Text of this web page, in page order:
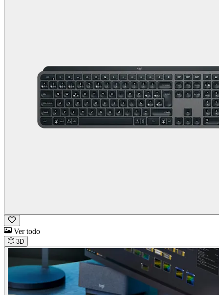
Ver todo
3D